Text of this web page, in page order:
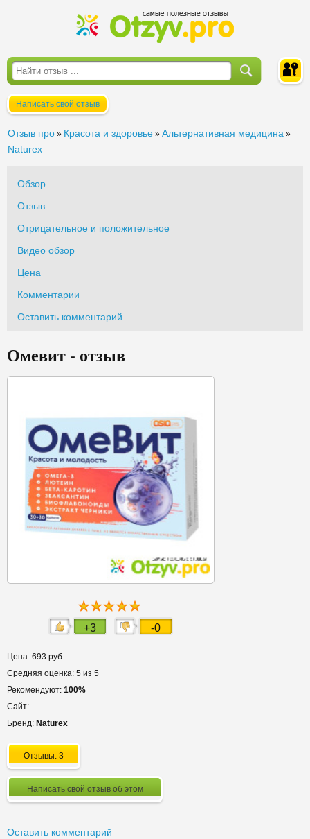
Написать свой отзыв
Отзыв про » Красота и здоровье » Альтернативная медицина »
Naturex
Обзор
Отзыв
Отрицательное и положительное
Видео обзор
Цена
Комментарии
Оставить комментарий
Омевит - отзыв
+3 -0
Цена: 693 руб.
Средняя оценка: 5 из 5
Рекомендуют: 100%
Сайт:
Бренд: Naturex
Отзывы: 3
Написать свой отзыв об этом
Оставить комментарий